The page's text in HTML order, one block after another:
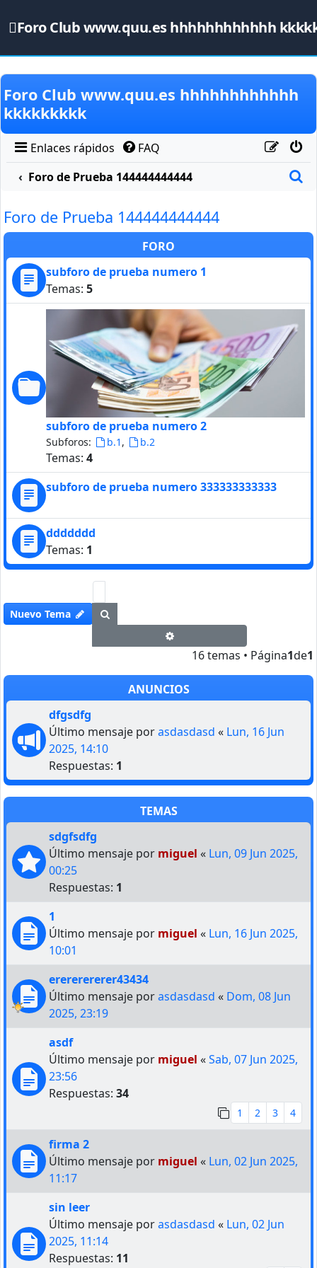
Foro Club www.quu.es hhhhhhhhhhhh
Obviar
Foro Club www.quu.es hhhhhhhhhhhh
kkkkkkkkk
Enlaces rápidos
FAQ
Foro de Prueba 144444444444
Foro de Prueba 144444444444
FORO
subforo de prueba numero 1
Temas: 5
subforo de prueba numero 2
Subforos: b.1 , b.2
Temas: 4
subforo de prueba numero 333333333333
ddddddd
Temas: 1
Nuevo Tema
16 temas • Página1de1
ANUNCIOS
dfgsdfg
Último mensaje porasdasdasd « Lun, 16 Jun
2025, 14:10
Respuestas: 1
TEMAS
sdgfsdfg
Último mensaje por miguel « Lun, 09 Jun 2025,
00:25
Respuestas: 1
1
Último mensaje por miguel « Lun, 16 Jun 2025,
10:01
erererererer43434
Último mensaje porasdasdasd « Dom, 08 Jun
2025, 23:19
asdf
Último mensaje por miguel «Sab, 07 Jun 2025,
23:56
Respuestas: 34
1 2 3 4
firma 2
Último mensaje por miguel « Lun, 02 Jun 2025,
11:17
sin leer
Último mensaje porasdasdasd « Lun, 02 Jun
2025, 11:14
Respuestas: 11